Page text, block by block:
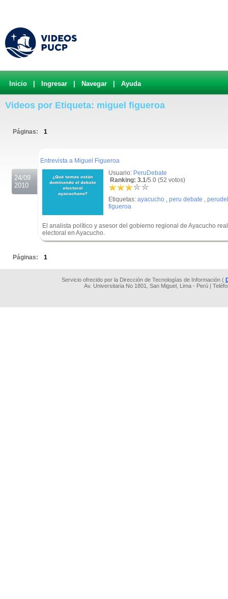
Inicio Ingresar Navegar Ayuda
Videos por Etiqueta: miguel figueroa
Páginas: 1
24/09
2010
Entrevista a Miguel Figueroa
Usuario: PeruDebate
Ranking: 3.1/5.0 (52 votos)
Etiquetas: ayacucho , peru debate ,
figueroa
El analista político y asesor del gobierno regional de Ayacucho
electoral en Ayacucho.
Páginas: 1
Servicio ofrecido por la Dirección de Tecnologías de Información (
Av. Universitaria No 1801, San Miguel, Lima - Perú |